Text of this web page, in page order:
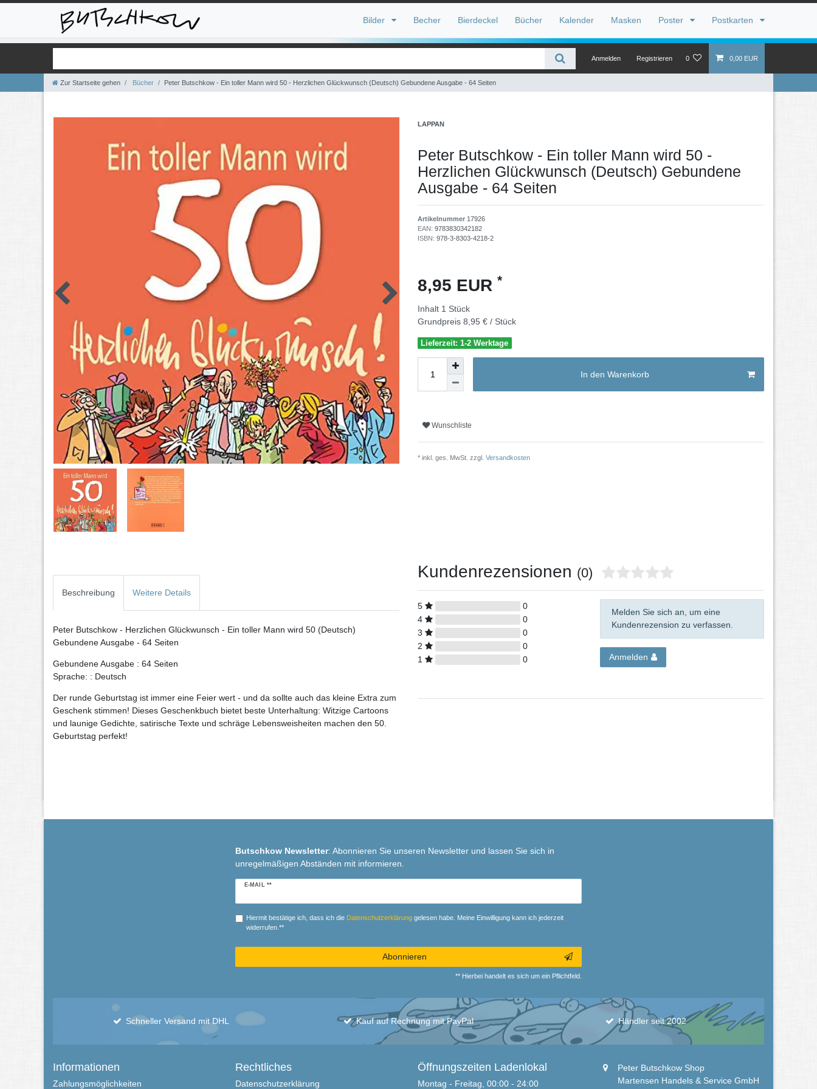
Bilder Becher Bierdeckel Bücher Kalender Masken Poster Postkarten
Anmelden Registrieren 0 0,00 EUR
Zur Startseite gehen Bücher Peter Butschkow - Ein toller Mann wird 50 - Herzlichen Glückwunsch (Deutsch) Gebundene Ausgabe - 64 Seiten
LAPPAN
Peter Butschkow - Ein toller Mann wird 50 -
Herzlichen Glückwunsch (Deutsch) Gebundene
Ausgabe - 64 Seiten
Artikelnummer 17926
EAN: 9783830342182
ISBN: 978-3-8303-4218-2
8,95 EUR *
Inhalt 1 Stück
Grundpreis 8,95 € / Stück
Lieferzeit: 1-2 Werktage
In den Warenkorb
Wunschliste
* inkl. ges. MwSt. zzgl. Versandkosten
Beschreibung Weitere Details
Peter Butschkow - Herzlichen Glückwunsch - Ein toller Mann wird 50 (Deutsch)
Gebundene Ausgabe - 64 Seiten
Gebundene Ausgabe : 64 Seiten
Sprache: : Deutsch
Der runde Geburtstag ist immer eine Feier wert - und da sollte auch das kleine Extra zum
Geschenk stimmen! Dieses Geschenkbuch bietet beste Unterhaltung: Witzige Cartoons
und launige Gedichte, satirische Texte und schräge Lebensweisheiten machen den 50.
Geburtstag perfekt!
Kundenrezensionen (0)
5
0
4
0
3
0
2
0
1
0
Melden Sie sich an, um eine
Kundenrezension zu verfassen.
Anmelden
Butschkow Newsletter: Abonnieren Sie unseren Newsletter und lassen Sie sich in
unregelmäßigen Abständen mit informieren.
E-MAIL **
Newsletter
Hiermit bestätige ich, dass ich die Daten­schutz­erklärunggelesen habe. Meine Einwilligung kann ich jederzeit
widerrufen.**
Abonnieren
** Hierbei handelt es sich um ein Pflichtfeld.
Schneller Versand mit DHL Kauf auf Rechnung mit PayPal Händler seit 2002
Informationen
Zahlungsmöglichkeiten
Rechtliches
Datenschutzerklärung
Öffnungszeiten Ladenlokal
Montag - Freitag, 00:00 - 24:00
Peter Butschkow Shop
Martensen Handels & Service GmbH